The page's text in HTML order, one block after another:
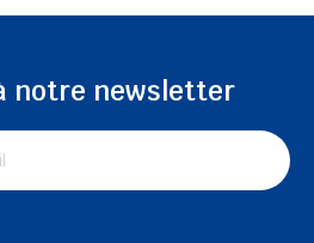
notre newsletter